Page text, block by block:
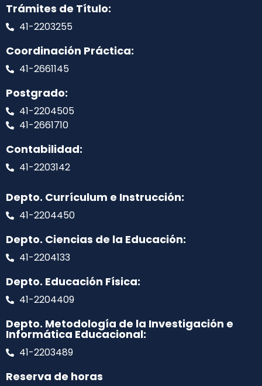
Trámites de Título:
41-2203255
Coordinación Práctica:
41-2661145
Postgrado:
41-2204505
41-2661710
Contabilidad:
41-2203142
Depto. Currículum e Instrucción:
41-2204450
Depto. Ciencias de la Educación:
41-2204133
Depto. Educación Física:
41-2204409
Depto. Metodología de la Investigación e
Informática Educacional:
41-2203489
Reserva de horas